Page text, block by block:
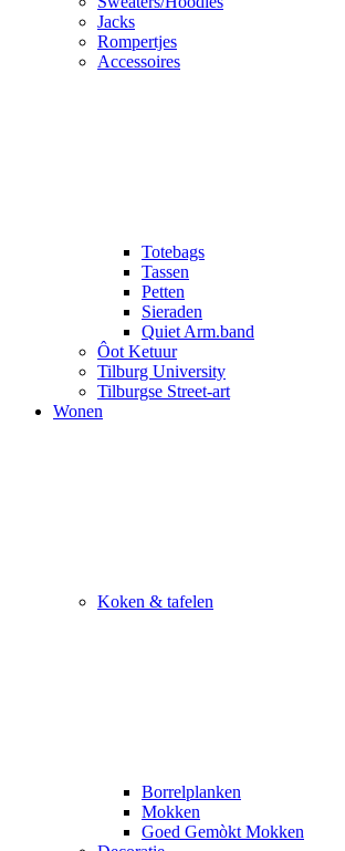
Jacks
Rompertjes
Accessoires
Totebags
Tassen
Petten
Sieraden
Quiet Arm.band
Ôot Ketuur
Tilburg University
Tilburgse Street-art
Wonen
Koken & tafelen
Borrelplanken
Mokken
Goed Gemòkt Mokken